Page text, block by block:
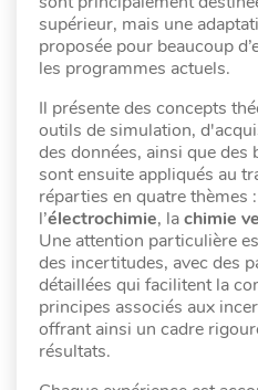
supérieur, mais une
proposée pour beaucoup
les programmes actuels.
Il présente des concepts
outils de simulation,
des données, ainsi que des
sont ensuite appliqués au
réparties en quatre thèmes :
l’électrochimie, lachimie
Une attention particulière
des incertitudes, avec des
détaillées qui facilitent la
principes associés aux
offrant ainsi un cadre
résultats.